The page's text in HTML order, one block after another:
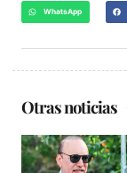
WhatsApp
Otras noticias